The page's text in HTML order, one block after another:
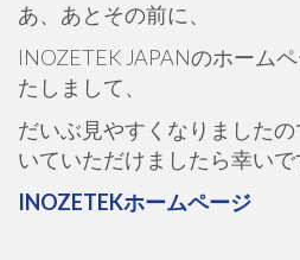
あ、あとその前に、
INOZETEK JAPANのホーム
たしまして、
だいぶ見やすくなりました
いていただけましたら幸いで
INOZETEKホームページ